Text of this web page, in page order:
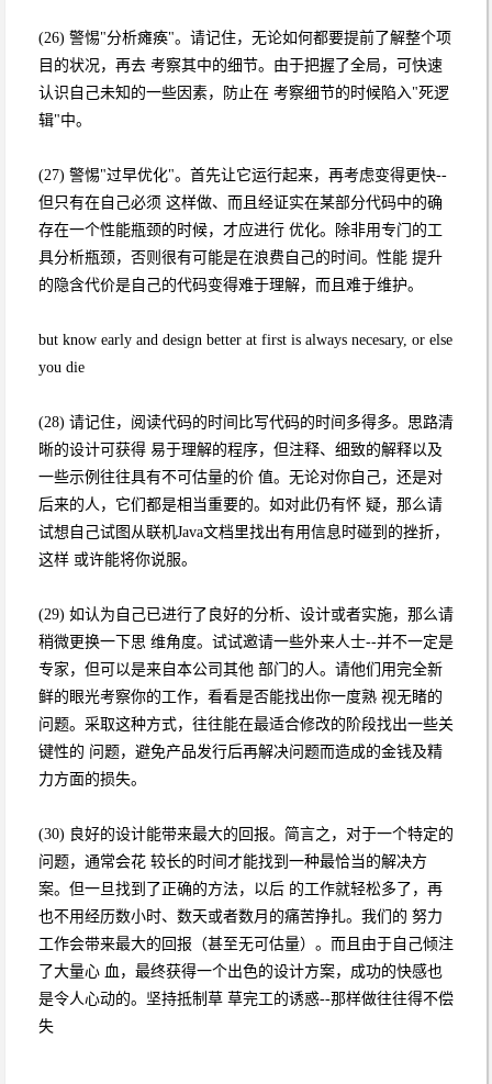
(26) 警惕"分析瘫痪"。请记住，无论如何都要提前了解整个项
目的状况，再去 考察其中的细节。由于把握了全局，可快速
认识自己未知的一些因素，防止在 考察细节的时候陷入"死逻
辑"中。
(27) 警惕"过早优化"。首先让它运行起来，再考虑变得更快--
但只有在自己必须 这样做、而且经证实在某部分代码中的确
存在一个性能瓶颈的时候，才应进行 优化。除非用专门的工
具分析瓶颈，否则很有可能是在浪费自己的时间。性能 提升
的隐含代价是自己的代码变得难于理解，而且难于维护。
but know early and design better at first is always necesary, or else
you die
(28) 请记住，阅读代码的时间比写代码的时间多得多。思路清
晰的设计可获得 易于理解的程序，但注释、细致的解释以及
一些示例往往具有不可估量的价 值。无论对你自己，还是对
后来的人，它们都是相当重要的。如对此仍有怀 疑，那么请
试想自己试图从联机Java文档里找出有用信息时碰到的挫折，
这样 或许能将你说服。
(29) 如认为自己已进行了良好的分析、设计或者实施，那么请
稍微更换一下思 维角度。试试邀请一些外来人士--并不一定是
专家，但可以是来自本公司其他 部门的人。请他们用完全新
鲜的眼光考察你的工作，看看是否能找出你一度熟 视无睹的
问题。采取这种方式，往往能在最适合修改的阶段找出一些关
键性的 问题，避免产品发行后再解决问题而造成的金钱及精
力方面的损失。
(30) 良好的设计能带来最大的回报。简言之，对于一个特定的
问题，通常会花 较长的时间才能找到一种最恰当的解决方
案。但一旦找到了正确的方法，以后 的工作就轻松多了，再
也不用经历数小时、数天或者数月的痛苦挣扎。我们的 努力
工作会带来最大的回报（甚至无可估量）。而且由于自己倾注
了大量心 血，最终获得一个出色的设计方案，成功的快感也
是令人心动的。坚持抵制草 草完工的诱惑--那样做往往得不偿
失